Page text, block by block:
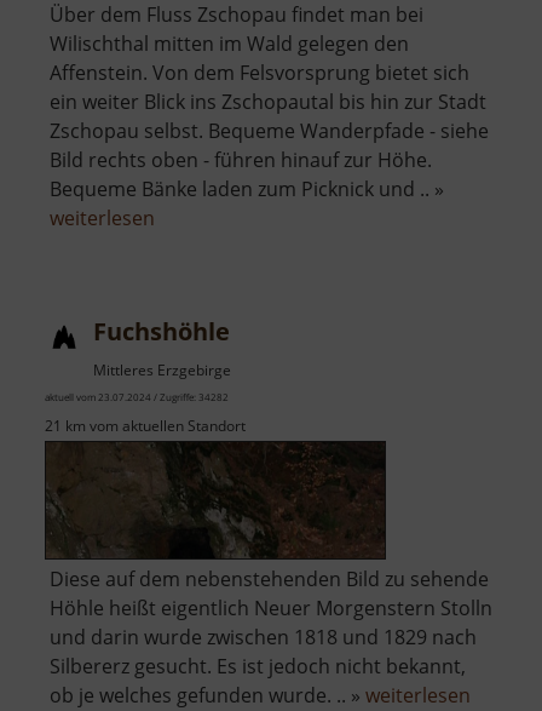
Über dem Fluss Zschopau findet man bei
Wilischthal mitten im Wald gelegen den
Affenstein. Von dem Felsvorsprung bietet sich
ein weiter Blick ins Zschopautal bis hin zur Stadt
Zschopau selbst. Bequeme Wanderpfade - siehe
Bild rechts oben - führen hinauf zur Höhe.
Bequeme Bänke laden zum Picknick und .. »
weiterlesen
Fuchshöhle
Mittleres Erzgebirge
aktuell vom 23.07.2024 / Zugriffe: 34282
21 km vom aktuellen Standort
Diese auf dem nebenstehenden Bild zu sehende
Höhle heißt eigentlich Neuer Morgenstern Stolln
und darin wurde zwischen 1818 und 1829 nach
Silbererz gesucht. Es ist jedoch nicht bekannt,
ob je welches gefunden wurde. .. » weiterlesen